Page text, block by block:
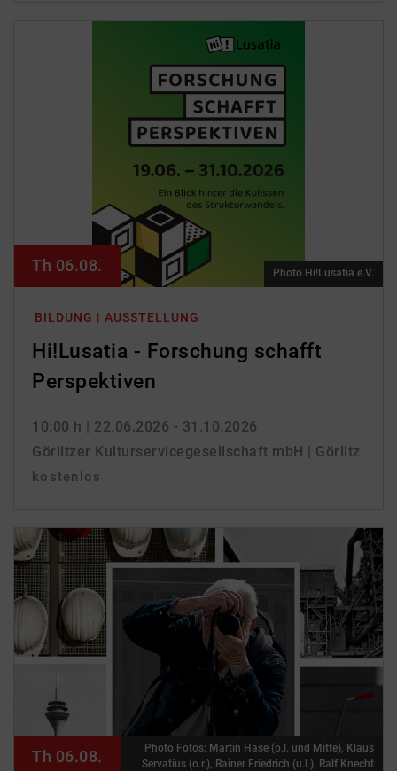
BILDUNG | AUSSTELLUNG
Hi!Lusatia - Forschung schafft
Perspektiven
10:00 h | 22.06.2026 - 31.10.2026
Görlitzer Kulturservicegesellschaft mbH | Görlitz
kostenlos
Th 06.08. Photo Hi!Lusatia e.V.
Th 06.08.
Photo Fotos: Martin Hase (o.l. und Mitte), Klaus
Servatius (o.r.), Rainer Friedrich (u.l.), Ralf Knecht